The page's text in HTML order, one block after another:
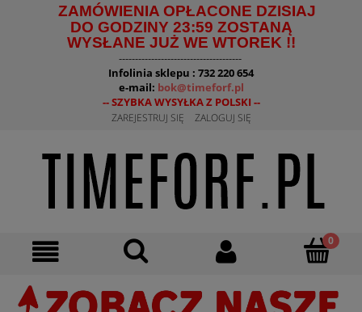
ZAMÓWIENIA OPŁACONE DZISIAJ
DO GODZINY 23:59 ZOSTANĄ
WYSŁANE JUŻ WE WTOREK !!
--------------------------------------
Infolinia sklepu : 732 220 654
e-mail: bok@timeforf.pl
-- SZYBKA WYSYŁKA Z POLSKI --
ZAREJESTRUJ SIĘ ZALOGUJ SIĘ